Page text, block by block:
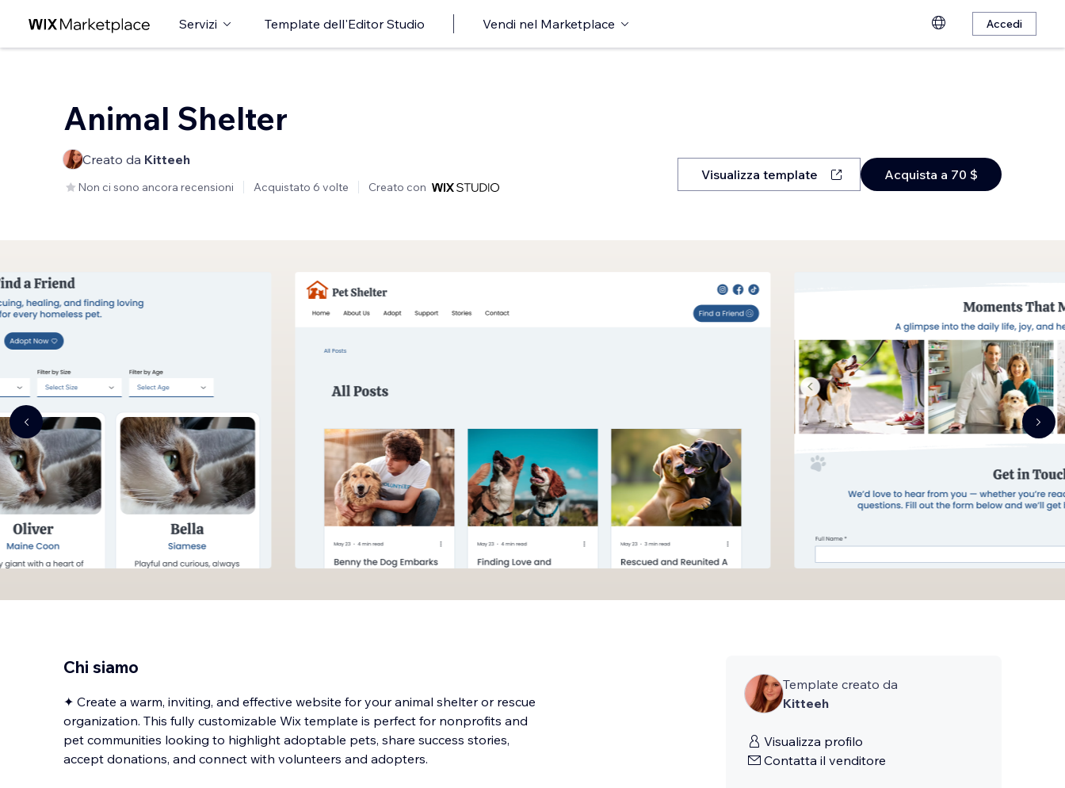
Servizi Template dell'Editor Studio Vendi nel Marketplace Accedi
Animal Shelter
Creato da Kitteeh
Non ci sono ancora recensioni Acquistato 6 volte Creato con
Visualizza template Acquista a 70 $
Chi siamo
✦ Create a warm, inviting, and effective website for your animal shelter or rescue
organization. This fully customizable Wix template is perfect for nonprofits and
pet communities looking to highlight adoptable pets, share success stories,
accept donations, and connect with volunteers and adopters.
Template creato da
Kitteeh
Visualizza profilo
Contatta il venditore